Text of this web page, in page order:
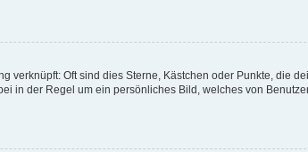
verknüpft: Oft sind dies Sterne, Kästchen oder Punkte, die
in der Regel um ein persönliches Bild, welches von